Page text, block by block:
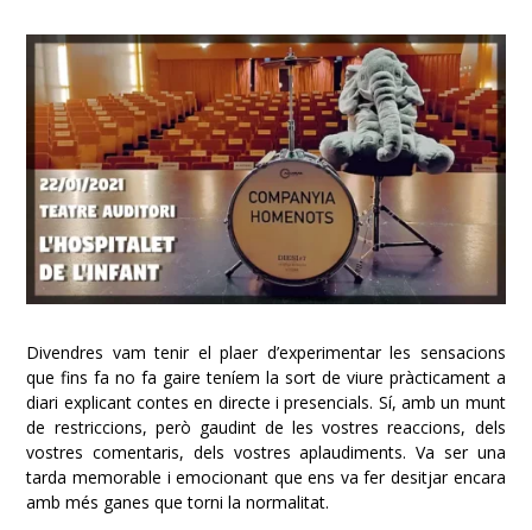
Divendres vam tenir el plaer d’experimentar les sensacions
que fins fa no fa gaire teníem la sort de viure pràcticament a
diari explicant contes en directe i presencials. Sí, amb un munt
de restriccions, però gaudint de les vostres reaccions, dels
vostres comentaris, dels vostres aplaudiments. Va ser una
tarda memorable i emocionant que ens va fer desitjar encara
amb més ganes que torni la normalitat.